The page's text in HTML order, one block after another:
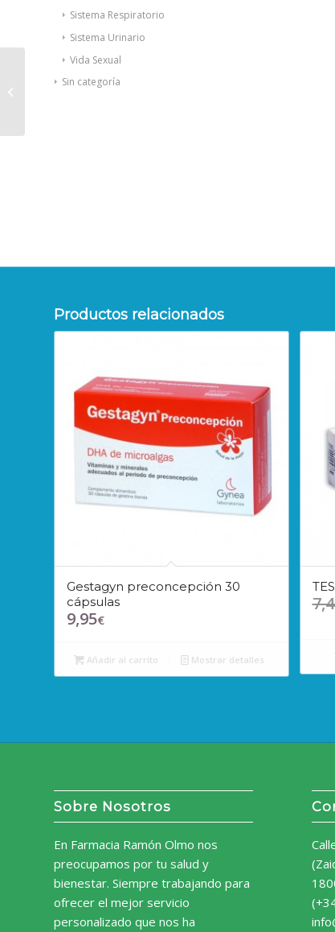
Sistema Respiratorio
Sistema Urinario
Vida Sexual
Sin categoría
Productos relacionados
Gestagyn preconcepción 30
cápsulas
9,95€
Añadir al carrito Mostrar detalles
Sobre Nosotros
En Farmacia Ramón Olmo nos
preocupamos por tu salud y
bienestar. Siempre trabajando para
ofrecer el mejor servicio
personalizado que nos ha
ThermaCare parches
térmicos zona lumbar